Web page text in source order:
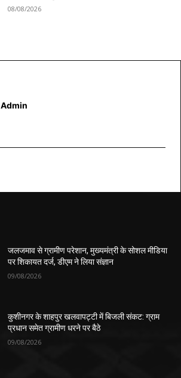
08/08/2026
Admin
जलजमाव से ग्रामीण परेशान, मुख्यमंत्री के सोशल मीडिया
पर शिकायत दर्ज, डीएम ने लिया संज्ञान
09/08/2026
कुशीनगर के शाहपुर खलवापट्टी में बिजली संकट: ग्राम
प्रधान समेत ग्रामीण धरने पर बैठे
09/08/2026